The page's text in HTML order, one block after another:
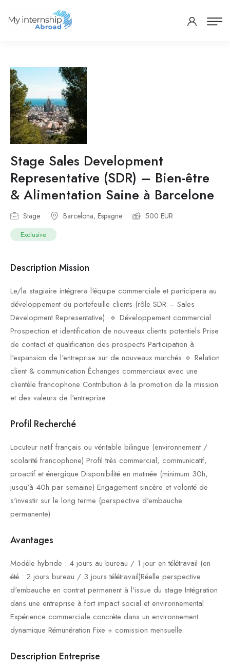
Stage Sales Development
Representative (SDR) – Bien-être
& Alimentation Saine à Barcelone
Stage Barcelona, Espagne 500 EUR
Exclusive
Description Mission
Le/la stagiaire intégrera l'équipe commerciale et participera au
développement du portefeuille clients (rôle SDR – Sales
Development Representative). 🔹 Développement commercial
Prospection et identification de nouveaux clients potentiels Prise
de contact et qualification des prospects Participation à
l'expansion de l'entreprise sur de nouveaux marchés 🔹 Relation
client & communication Échanges commerciaux avec une
clientèle francophone Contribution à la promotion de la mission
et des valeurs de l'entreprise
Profil Recherché
Locuteur natif français ou véritable bilingue (environnement /
scolarité francophone) Profil très commercial, communicatif,
proactif et énergique Disponibilité en matinée (minimum 30h,
jusqu'à 40h par semaine) Engagement sincère et volonté de
s'investir sur le long terme (perspective d'embauche
permanente)
Avantages
Modèle hybride : 4 jours au bureau / 1 jour en télétravail (en
été : 2 jours bureau / 3 jours télétravail)Réelle perspective
d'embauche en contrat permanent à l'issue du stage Intégration
dans une entreprise à fort impact social et environnemental
Expérience commerciale concrète dans un environnement
dynamique Rémunération Fixe + comission mensuelle.
Description Entreprise